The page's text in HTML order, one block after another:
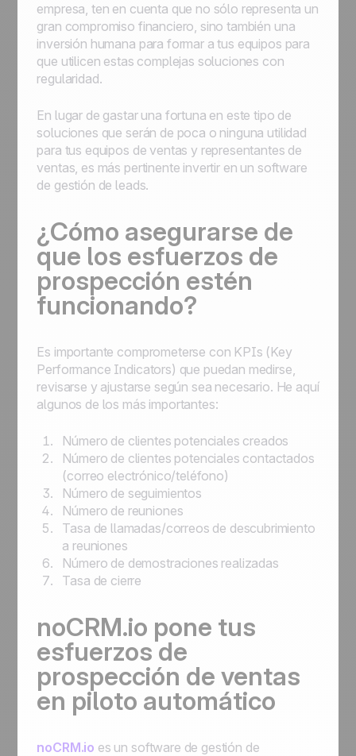
empresa, ten en cuenta que no sólo representa un
gran compromiso financiero, sino también una
inversión humana para formar a tus equipos para
que utilicen estas complejas soluciones con
regularidad.
En lugar de gastar una fortuna en este tipo de
soluciones que serán de poca o ninguna utilidad
para tus equipos de ventas y representantes de
ventas, es más pertinente invertir en un software
de gestión de leads.
¿Cómo asegurarse de
que los esfuerzos de
prospección estén
funcionando?
Es importante comprometerse con KPIs (Key
Performance Indicators) que puedan medirse,
revisarse y ajustarse según sea necesario. He aquí
algunos de los más importantes:
Número de clientes potenciales creados
Número de clientes potenciales contactados
(correo electrónico/teléfono)
Número de seguimientos
Número de reuniones
Tasa de llamadas/correos de descubrimiento
a reuniones
Número de demostraciones realizadas
Tasa de cierre
noCRM.io pone tus
esfuerzos de
prospección de ventas
en piloto automático
noCRM.io es un software de gestión de